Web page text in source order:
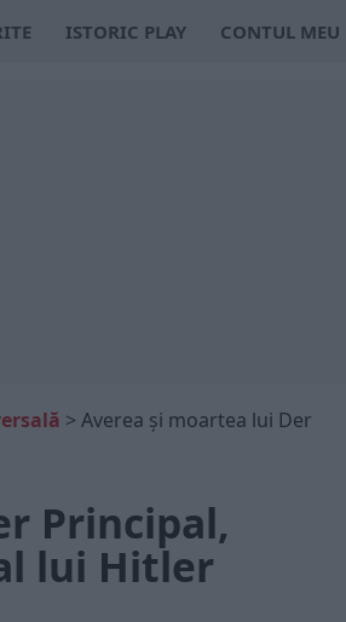
ISTORIC PLAY CONTUL MEU
> Averea și moartea lui Der
Principal,
lui Hitler